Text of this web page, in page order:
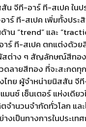
จีที-อาร์ ที-สเปค ในป
ร์ ที-สเปค เพิ่มทั้งปร
าน “trend” และ
าร์ ที-สเปค ตกแต่งด้ว
ต่าง ๆ สัญลักษณ์สีทอง
ดลายสีทอง ที่จะสะกด
ไทย ผู้จำหน่ายนิสสัน
นซ์ เซ็นเตอร์ แห่งเดีย
ำนวนจำกัดทั่วโลก แล
างเป็นทางการในประ